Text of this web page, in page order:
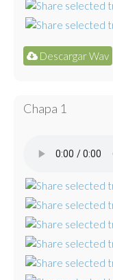
Descargar Wav
Chapa 1